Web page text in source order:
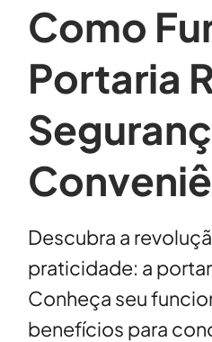
Como
Portaria
Descubra a
praticidade: a
Conheça seu
benefícios para